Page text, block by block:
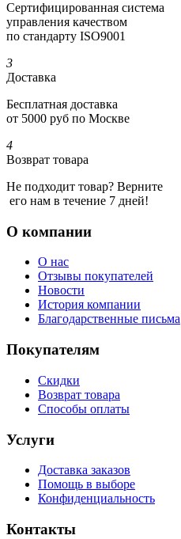
Сертифициро­ванная система
управления качеством
по стандарту ISO9001
3
Доставка
Бесплатная доставка
от 5000 руб по Москве
4
Возврат товара
Не подходит товар? Верните
его нам в течение 7 дней!
О компании
О нас
Отзывы покупателей
Новости
История компании
Благодарственные письма
Покупателям
Скидки
Возврат товара
Способы оплаты
Услуги
Доставка заказов
Помощь в выборе
Конфиденциальность
Контакты